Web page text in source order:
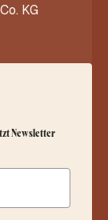
KG
Newsletter